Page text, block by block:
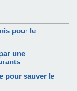
pour le
une
pour sauver le